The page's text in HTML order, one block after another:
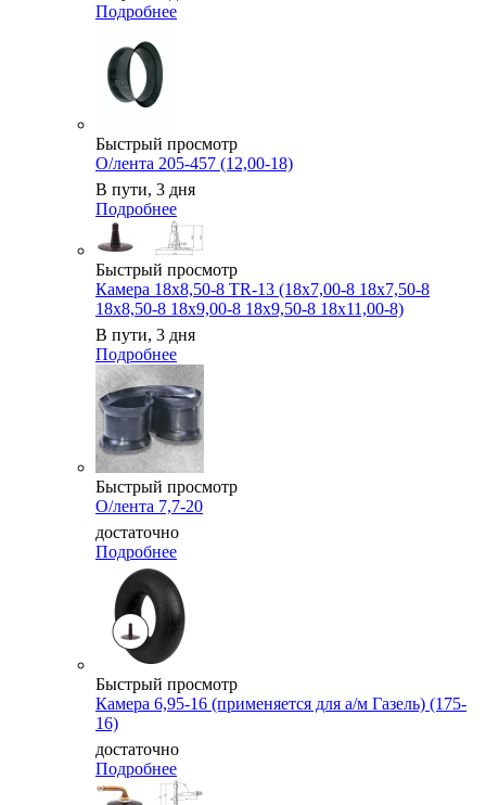
Подробнее
Быстрый просмотр
О/лента 205-457 (12,00-18)
В пути, 3 дня
Подробнее
Быстрый просмотр
Камера 18x8,50-8 TR-13 (18x7,00-8 18x7,50-8
18x8,50-8 18x9,00-8 18x9,50-8 18x11,00-8)
В пути, 3 дня
Подробнее
Быстрый просмотр
О/лента 7,7-20
достаточно
Подробнее
Быстрый просмотр
Камера 6,95-16 (применяется для а/м Газель) (175-
16)
достаточно
Подробнее